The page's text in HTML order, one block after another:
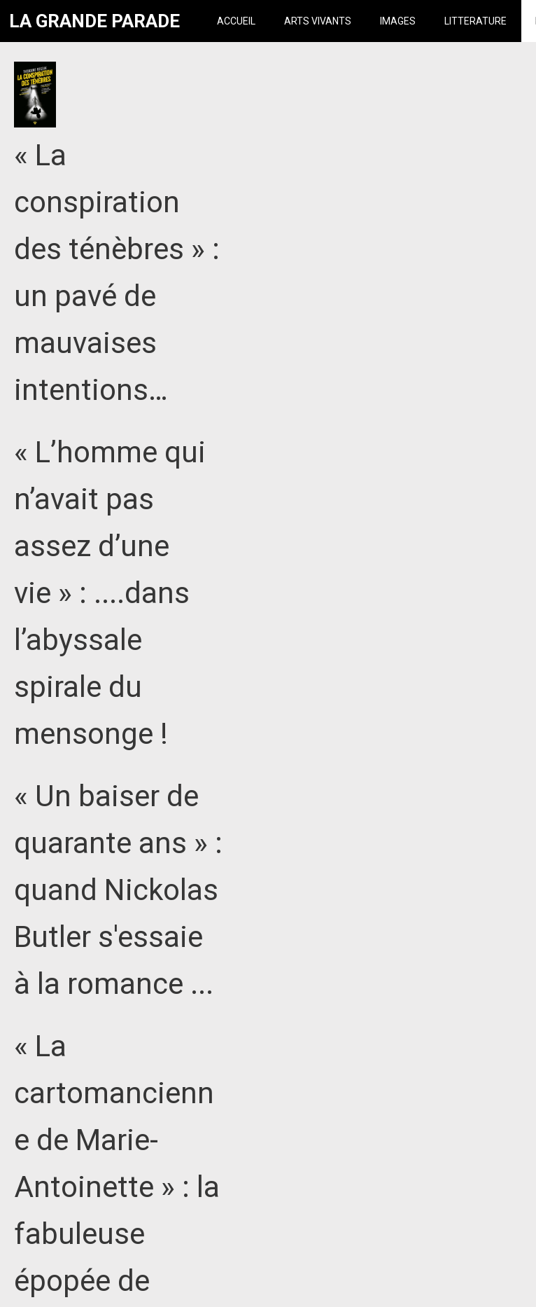
LA GRANDE PARADE ACCUEIL ARTS VIVANTS IMAGES LITTERATURE
« La
conspiration
des ténèbres » :
un pavé de
mauvaises
intentions…
« L’homme qui
n’avait pas
assez d’une
vie » : ....dans
l’abyssale
spirale du
mensonge !
« Un baiser de
quarante ans » :
quand Nickolas
Butler s'essaie
à la romance ...
« La
cartomancienn
e de Marie-
Antoinette » : la
fabuleuse
épopée de